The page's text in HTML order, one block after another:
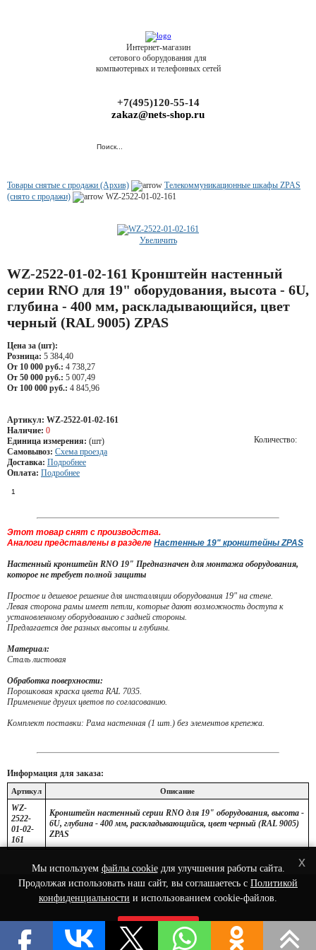
Мы используем файлы cookieдля улучшения работы сайта.
Продолжая использовать наш сайт, вы соглашаетесь с Политикой
конфиденциальности и использованием cookie-файлов.
Принять
x
Интернет-магазин
сетового оборудования для
компьютерных и телефонных сетей
+7(495)120-55-14
zakaz@nets-shop.ru
Товары снятые с продажи (Архив)
Телекоммуникационные шкафы ZPAS
(снято с продажи)
WZ-2522-01-02-161
Увеличить
WZ-2522-01-02-161 Кронштейн настенный
серии RNO для 19" оборудования, высота - 6U,
глубина - 400 мм, раскладывающийся, цвет
черный (RAL 9005) ZPAS
Цена за (шт):
Розница: 5 384,40
От 10 000 руб.: 4 738,27
От 50 000 руб.: 5 007,49
От 100 000 руб.: 4 845,96
Артикул: WZ-2522-01-02-161
Наличие: 0
Единица измерения: (шт)
Самовывоз: Схема проезда
Доставка: Подробнее
Оплата: Подробнее
Количество:
Этот товар снят с производства.
Аналоги представлены в разделе Настенные 19" кронштейны ZPAS
Настенный кронштейн RNO 19" Предназначен для монтажа оборудования,
которое не требует полной защиты
Простое и дешевое решение для инсталляции оборудования 19" на стене.
Левая сторона рамы имеет петли, которые дают возможность доступа к
установленному оборудованию с задней стороны.
Предлагается две разных высоты и глубины.
Материал:
Сталь листовая
Обработка поверхности:
Порошковая краска цвета RAL 7035.
Применение других цветов по согласованию.
Комплект поставки: Рама настенная (1 шт.) без элементов крепежа.
Информация для заказа:
Артикул Описание
WZ-
2522-
01-02-
161
Кронштейн настенный серии RNO для 19" оборудования, высота -
6U, глубина - 400 мм, раскладывающийся, цвет черный (RAL 9005)
ZPAS
© 2022 Интернет-Магазин сетевого оборудования - Nets-Shop.ru.